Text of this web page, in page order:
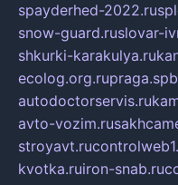
spayderhed-2022.ru
snow-guard.ruslovar-
shkurki-karakulya.ru
ecolog.org.ru
autodoctorservis.ru
avto-vozim.ru
stroyavt.ru
kvotka.ruiron-snab.ru